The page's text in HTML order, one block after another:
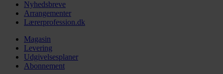
Nyhedsbreve
Arrangementer
Lærerprofession.dk
Magasin
Levering
Udgivelsesplaner
Abonnement